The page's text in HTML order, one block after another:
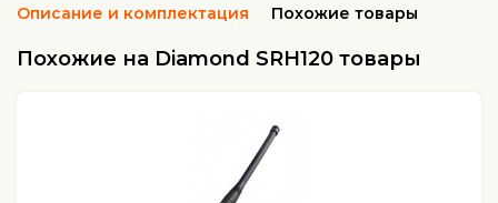
Описание и комплектация Похожие товары
Похожие на Diamond SRH120 товары